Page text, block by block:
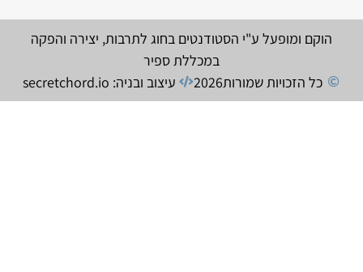
הוקם ומופעל ע"י הסטודנטים בחוג לתרבות, יצירה והפקה
במכללת ספיר
כל הזכויות שמורות2026 עיצוב ובניה: secretchord.io